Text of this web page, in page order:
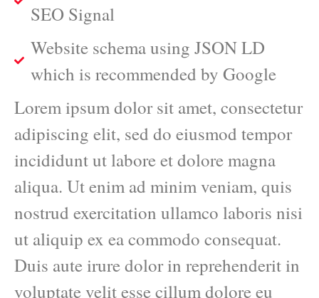
SEO Signal
Website schema using JSON LD
which is recommended by Google
Lorem ipsum dolor sit amet, consectetur
adipiscing elit, sed do eiusmod tempor
incididunt ut labore et dolore magna
aliqua. Ut enim ad minim veniam, quis
nostrud exercitation ullamco laboris nisi
ut aliquip ex ea commodo consequat.
Duis aute irure dolor in reprehenderit in
voluptate velit esse cillum dolore eu